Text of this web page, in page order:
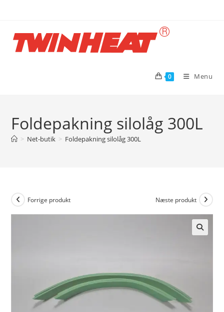
content
0 Menu
Foldepakning silolåg 300L
> Net-butik > Foldepakning silolåg 300L
Forrige produkt Næste produkt